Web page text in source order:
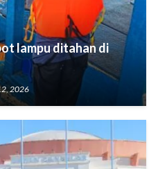
lampu ditahan di
2026